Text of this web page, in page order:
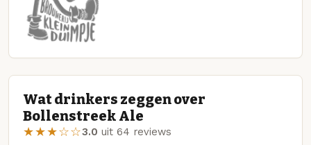
Wat drinkers zeggen over
Bollenstreek Ale
★★★☆☆3.0 uit 64 reviews